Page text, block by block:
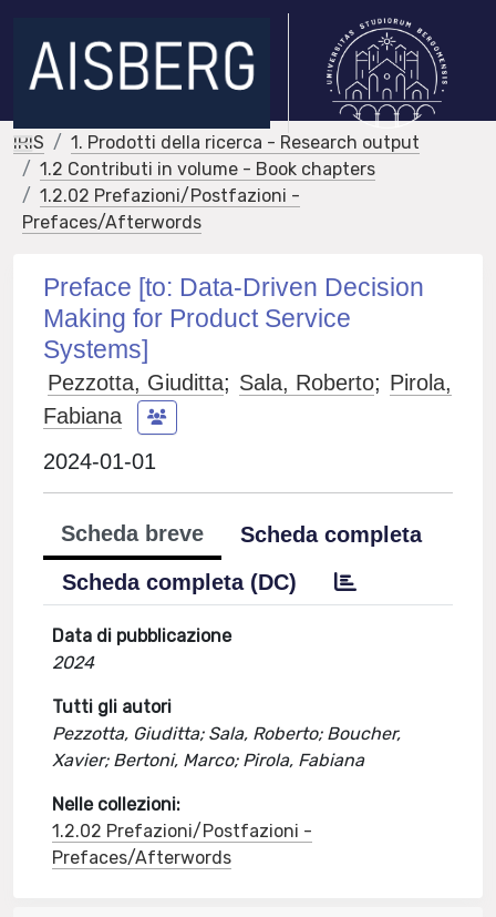
IRIS
1. Prodotti della ricerca - Research output
1.2 Contributi in volume - Book chapters
1.2.02 Prefazioni/Postfazioni -
Prefaces/Afterwords
Preface [to: Data-Driven Decision
Making for Product Service
Systems]
Pezzotta, Giuditta; Sala, Roberto; Pirola,
Fabiana
2024-01-01
Scheda breve
Scheda completa
Scheda completa (DC)
Data di pubblicazione
2024
Tutti gli autori
Pezzotta, Giuditta; Sala, Roberto; Boucher,
Xavier; Bertoni, Marco; Pirola, Fabiana
Nelle collezioni:
1.2.02 Prefazioni/Postfazioni -
Prefaces/Afterwords